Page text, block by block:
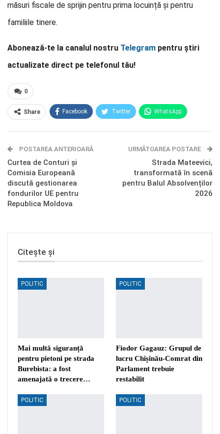
măsuri fiscale de sprijin pentru prima locuință și pentru
familiile tinere.
Abonează-te la canalul nostru Telegram pentru știri
actualizate direct pe telefonul tău!
0
Share Facebook Twitter WhatsApp
Telegram OK.ru
POSTAREA ANTERIOARĂ
Curtea de Conturi și
Comisia Europeană
discută gestionarea
fondurilor UE pentru
Republica Moldova
URMĂTOAREA POSTARE
Strada Mateevici,
transformată în scenă
pentru Balul Absolvenților
2026
Citește și
POLITIC
Mai multă siguranță
pentru pietoni pe strada
Burebista: a fost
amenajată o trecere…
POLITIC
Fiodor Gagauz: Grupul de
lucru Chișinău-Comrat din
Parlament trebuie
restabilit
POLITIC POLITIC